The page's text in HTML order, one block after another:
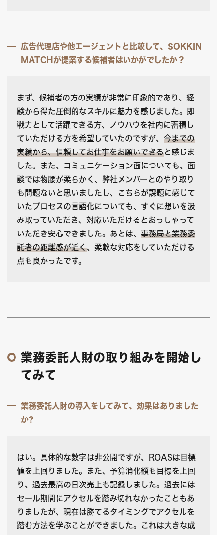
広告代理店や他エージェントと比較して、SOKKIN
MATCHが提案する候補者はいかがでしたか？
まず、候補者の方の実績が非常に印象的であり、経
験から得た圧倒的なスキルに魅力を感じました。即
戦力として活躍できる方、ノウハウを社内に蓄積し
ていただける方を希望していたのですが、 今までの
実績から、信頼してお仕事をお願いできると感じま
した。また、コミュニケーション面についても、面
談では物腰が柔らかく、弊社メンバーとのやり取り
も問題ないと思いましたし、こちらが課題に感じて
いたプロセスの言語化についても、すぐに想いを汲
み取っていただき、対応いただけるとおっしゃって
いただき安心できました。あとは、 事務局と業務委
託者の距離感が近く、柔軟な対応をしていただける
点も良かったです。
業務委託人財の取り組みを開始し
てみて
業務委託人財の導入をしてみて、効果はありました
か?
はい。具体的な数字は非公開ですが、ROASは目標
値を上回りました。また、予算消化額も目標を上回
り、過去最高の日次売上も記録しました。過去には
セール期間にアクセルを踏み切れなかったこともあ
りましたが、現在は勝てるタイミングでアクセルを
踏む方法を学ぶことができました。これは大きな成